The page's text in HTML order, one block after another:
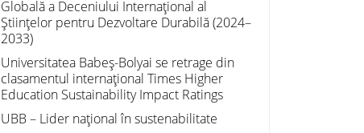
Globală a Deceniului Internațional al
Științelor pentru Dezvoltare Durabilă (2024–
2033)
Universitatea Babeș-Bolyai se retrage din
clasamentul internațional Times Higher
Education Sustainability Impact Ratings
UBB – Lider național în sustenabilitate